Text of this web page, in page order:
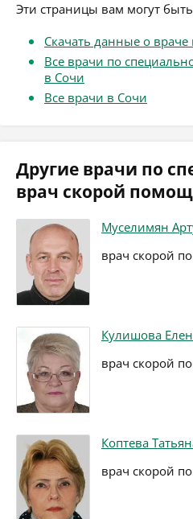
Эти страницы вам могут
Скачать данные о
Все врачи по
в Сочи
Все врачи в Сочи
Другие врачи по
врач скорой
Муселимян
врач скорой
Кулишова
врач скорой
Коптева
врач скорой